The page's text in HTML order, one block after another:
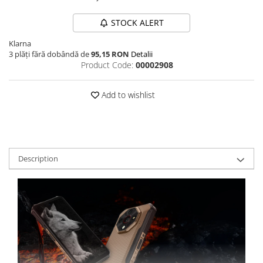
STOCK ALERT
Klarna
3 plăți fără dobândă de95,15 RON Detalii
Product Code: 00002908
Add to wishlist
Description